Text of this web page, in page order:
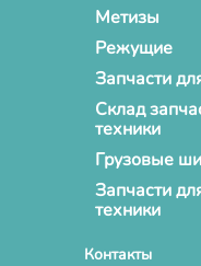
Метизы
Режущие
Запчасти
Склад
техники
Грузовые
Запчасти
техники
Контакты